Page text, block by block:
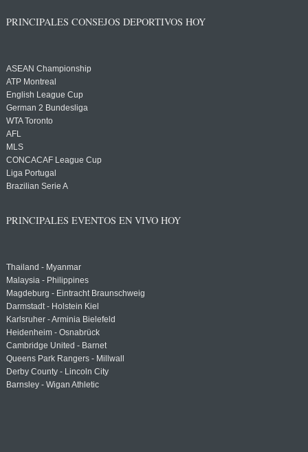
PRINCIPALES CONSEJOS DEPORTIVOS HOY
ASEAN Championship
ATP Montreal
English League Cup
German 2 Bundesliga
WTA Toronto
AFL
MLS
CONCACAF League Cup
Liga Portugal
Brazilian Serie A
PRINCIPALES EVENTOS EN VIVO HOY
Thailand - Myanmar
Malaysia - Philippines
Magdeburg - Eintracht Braunschweig
Darmstadt - Holstein Kiel
Karlsruher - Arminia Bielefeld
Heidenheim - Osnabrück
Cambridge United - Barnet
Queens Park Rangers - Millwall
Derby County - Lincoln City
Barnsley - Wigan Athletic